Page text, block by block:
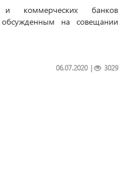
и коммерческих банков
на совещании
| 3029
06.07.2020